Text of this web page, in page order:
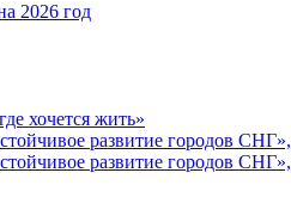
2026 год
хочется жить»
развитие городов
развитие городов